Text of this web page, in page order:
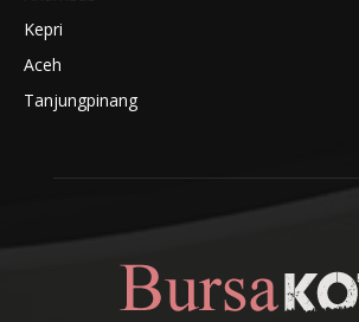
Kepri
Aceh
Tanjungpinang